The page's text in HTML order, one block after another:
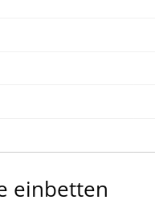
einbetten